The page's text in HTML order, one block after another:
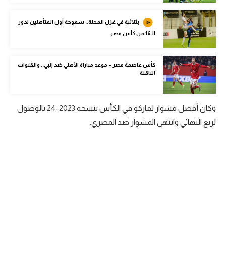
رياضة نسائية
آسيا
أمريكا
ركن الألعاب
أقسام خاصة
Gamers
بثلاثية في غزل المحلة.. سموحة أول المتأهلين لدور
الـ16 من كأس مصر
كأس عاصمة مصر – موعد مباراة الأهلي ضد إنبي.. والقنوات
الناقلة
وكان أفضل مشوار لفاركو في الكأس بنسخة 2023-24 بالوصول
لربع النهائي وانتهى المشوار ضد المصري.